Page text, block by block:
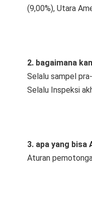
(9,00%), Utara
2. bagaimana
Selalu sampel
Selalu Inspeksi
3. apa yang bisa
Aturan